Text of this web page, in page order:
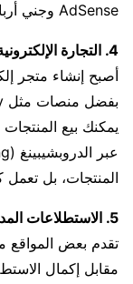
AdSense وجني أرباح من الإعلانات التي تظهر على فيديوهاتك.
4. التجارة الإلكترونية
أصبح إنشاء متجر
بفضل منصات مثل Shopify وWooCommerce.
يمكنك بيع
المنتجات، بل
5. الاستطلاعات المدفوعة (Paid Surveys)
مقابل إكمال